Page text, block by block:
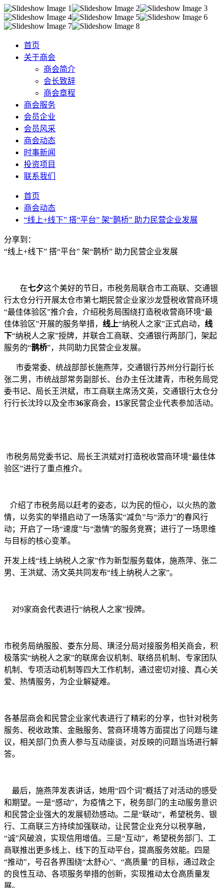
首页
关于商会
商会简介
会长致辞
商会章程
商会服务
会员企业
会员风采
商会动态
时事新闻
投资项目
联系我们
首页
商会动态
“线上+线下” 搭“平台” 架“鹊桥” 助力民营企业发展
分享到：
“线上+线下” 搭“平台” 架“鹊桥” 助力民营企业发展
在七夕这个美好的节日，市税务局联合市工商联、交通银
行太仓分行开展太仓市第七期民营企业家沙龙暨税收营商环境
“最佳体验区”推介会，介绍税务局围绕打造税收营商环境“最
佳体验区”开展的服务举措， 线上“纳税人之家”正式启动， 线
下“纳税人之家”授牌，并联合工商联、交通银行两部门，架起
服务的“鹊桥”，共同助力民营企业发展。
市委常委、统战部部长施燕萍，交通银行苏州分行副行长
张二男，市统战部常务副部长、台办主任沈建青，市税务局党
委书记、局长王洪斌，市工商联主席汤文英，交通银行太仓分
行行长沈玲以及全市36家商会， 15家民营企业代表参加活动。
市税务局党委书记、局长王洪斌对打造税收营商环境“最佳体
验区”进行了重点推介。
介绍了市税务局以赶考的姿态，以为民的恒心，以火热的激
情，以务实的举措启动了一场落实“减负”与“添力”的春风行
动；开启了一场“速度”与“激情”的服务竞赛；进行了一场思维
与目标的核心变革。
开发上线“线上纳税人之家”作为新型服务载体，施燕萍、张二
男、王洪斌、汤文英共同发布“线上纳税人之家”。
对9家商会代表进行“纳税人之家”授牌。
市税务局纳服股、娄东分局、璜泾分局对接服务相关商会，积
极落实“纳税人之家”的联席会议机制、联络员机制、专家团队
机制、专项活动机制等四大工作机制，通过密切对接、真心关
爱、热情服务，为企业解疑难。
各基层商会和民营企业家代表进行了精彩的分享，也针对税务
服务、税收政策、金融服务、营商环境等方面提出了问题与建
议，相关部门负责人参与互动座谈，对反映的问题当场进行解
答。
最后，施燕萍发表讲话，她用“四个词”概括了对活动的感受
和期望。一是“感动”，为疫情之下，税务部门的主动服务意识
和民营企业强大的发展韧劲感动。二是“联动”，希望税务、银
行、工商联三方持续加强联动，让民营企业充分以税享融，
“诚”风破浪，实现信用增值。三是“互动”，希望税务部门、工
商联推出更多线上、线下的互动平台，提高服务效能。四是
“推动”，号召各界围绕“太舒心”、“高质量”的目标，通过政企
的良性互动、各项服务举措的创新，实现推动太仓高质量发
展。